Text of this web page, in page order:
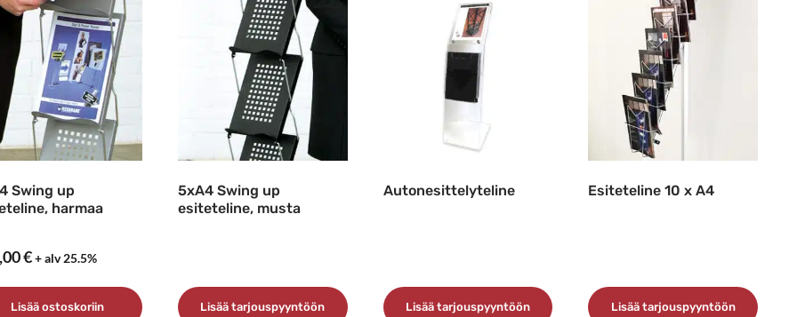
Swing up
harmaa
€+ alv 25.5%
Lisää ostoskoriin
5xA4 Swing up
esiteteline, musta
Lisää tarjouspyyntöön
Autonesittelyteline
Lisää tarjouspyyntöön
Esiteteline 10 x A4
Lisää tarjouspyyntöön